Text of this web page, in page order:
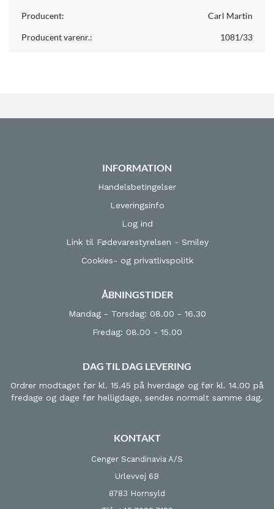
Producent: Carl Martin
Producent varenr.: 1081/33
INFORMATION
Handelsbetingelser
Leveringsinfo
Log ind
Link til Fødevarestyrelsen - Smiley
Cookies- og privatlivspolitk
ÅBNINGSTIDER
Mandag - Torsdag: 08.00 - 16.30
Fredag: 08.00 - 15.00
DAG TIL DAG LEVERING
Ordrer modtaget før kl. 15.45 på hverdage og før kl. 14.00 på
fredage og dage før helligdage, sendes normalt samme dag.
KONTAKT
Cenger Scandinavia A/S
Urlevvej 6B
8783 Hornsyld